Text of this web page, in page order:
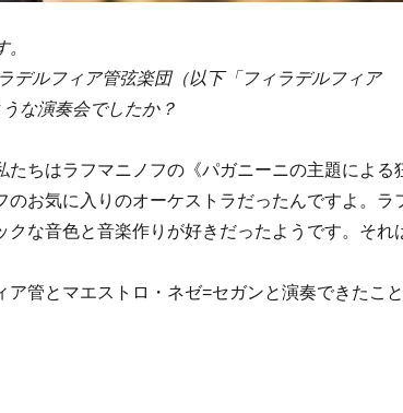
デルフィア管弦楽団（以下「フィラデルフィア
な演奏会でしたか？
たちはラフマニノフの《パガニーニの主題による
お気に入りのオーケストラだったんですよ。ラ
な音色と音楽作りが好きだったようです。それ
管とマエストロ・ネゼ=セガンと演奏できたこと